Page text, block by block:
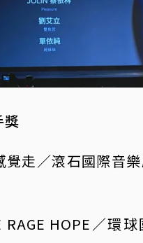
獎
覺走／滾石國際音
HOPE／環